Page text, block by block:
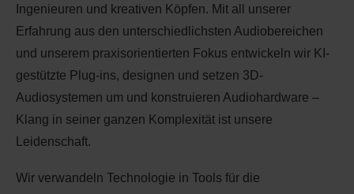
Ingenieuren und kreativen Köpfen. Mit all unserer
Erfahrung aus den unterschiedlichsten Audiobereichen
und unserem praxisorientierten Fokus entwickeln wir KI-
gestützte Plug-ins, designen und setzen 3D-
Audiosystemen um und konstruieren Audiohardware –
Klang in seiner ganzen Komplexität ist unsere
Leidenschaft.
Wir verwandeln Technologie in Tools für die